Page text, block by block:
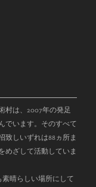
は、 2007年の発足
でいます。そのすべて
致しいずれは88ヵ所ま
めざして活動していま
晴らしい場所にして